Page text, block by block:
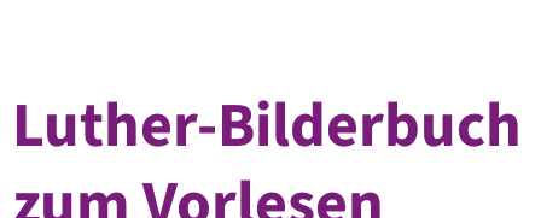
Luther-Bilderbuch